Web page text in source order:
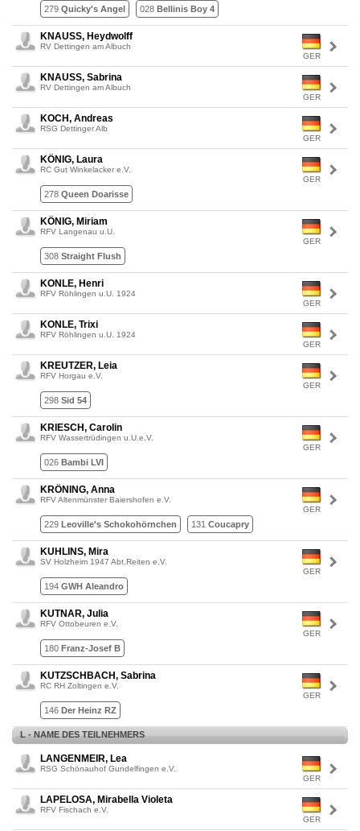
279 Quicky's Angel 028 Bellinis Boy 4
GER
KNAUSS, Heydwolff
RV Dettingen am Albuch
GER
KNAUSS, Sabrina
RV Dettingen am Albuch
GER
KOCH, Andreas
RSG Dettinger Alb
GER
KÖNIG, Laura
RC Gut Winkelacker e.V.
278 Queen Doarisse
GER
KÖNIG, Miriam
RFV Langenau u.U.
308 Straight Flush
GER
KONLE, Henri
RFV Röhlingen u.U. 1924
GER
KONLE, Trixi
RFV Röhlingen u.U. 1924
GER
KREUTZER, Leia
RFV Horgau e.V.
298 Sid 54
GER
KRIESCH, Carolin
RFV Wassertrüdingen u.U.e.V.
026 Bambi LVI
GER
KRÖNING, Anna
RFV Altenmünster Baiershofen e.V.
229 Leoville's Schokohörnchen 131 Coucapry
GER
KUHLINS, Mira
SV Holzheim 1947 Abt.Reiten e.V.
194 GWH Aleandro
GER
KUTNAR, Julia
RFV Ottobeuren e.V.
180 Franz-Josef B
GER
KUTZSCHBACH, Sabrina
RC RH Zoltingen e.V.
146 Der Heinz RZ
L - NAME DES TEILNEHMERS
GER
LANGENMEIR, Lea
RSG Schönauhof Gundelfingen e.V.
GER
LAPELOSA, Mirabella Violeta
RFV Fischach e.V.